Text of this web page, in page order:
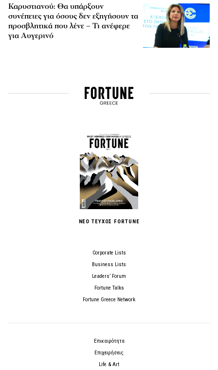
Καρυστιανού: Θα υπάρξουν
συνέπειες για όσους δεν εξηγήσουν τα
προσβλητικά που λένε – Τι ανέφερε
για Αυγερινό
ΝΕΟ ΤΕΥΧΟΣ FORTUNE
Corporate Lists
Business Lists
Leaders’ Forum
Fortune Talks
Fortune Greece Network
Επικαιρότητα
Επιχειρήσεις
Life & Art